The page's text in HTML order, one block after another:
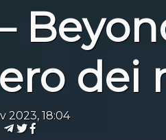
dei
2023, 18:04